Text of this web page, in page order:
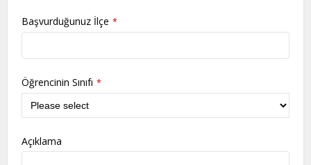
Başvurduğunuz İlçe *
Öğrencinin Sınıfı *
Açıklama